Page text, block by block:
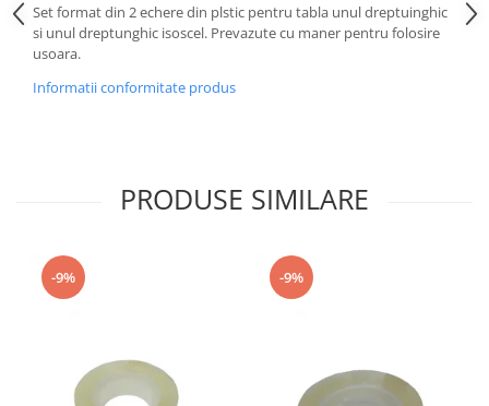
Set format din 2 echere din plstic pentru tabla unul dreptuinghic
si unul dreptunghic isoscel. Prevazute cu maner pentru folosire
usoara.
Informatii conformitate produs
PRODUSE SIMILARE
-9% -9%